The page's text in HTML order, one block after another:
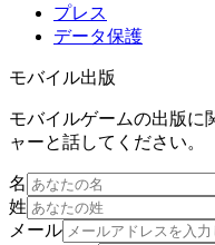
プレス
データ保護
モバイル出版
モバイルゲームの出版に
ャーと話してください。
名
姓
メール